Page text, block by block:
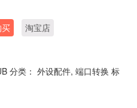
淘宝店
分类： 外设配件, 端口转换 标